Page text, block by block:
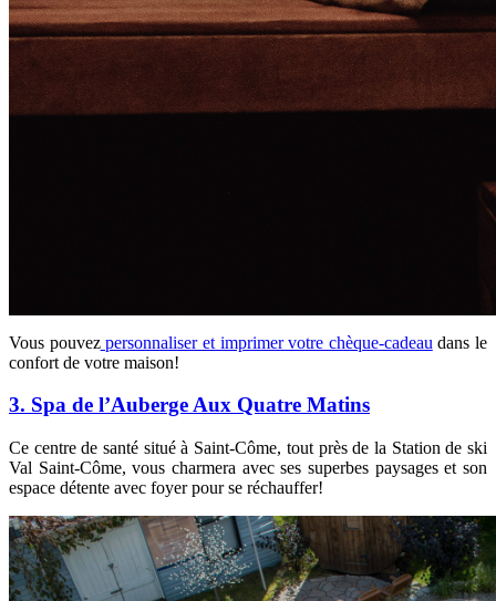
Vous pouvezpersonnaliser et imprimer votre chèque-cadeau dans le
confort de votre maison!
3. Spa de l’Auberge Aux Quatre Matins
Ce centre de santé situé à Saint-Côme, tout près de la Station de ski
Val Saint-Côme, vous charmera avec ses superbes paysages et son
espace détente avec foyer pour se réchauffer!